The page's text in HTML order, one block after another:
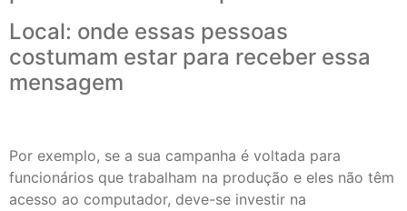
Local: onde essas pessoas
costumam estar para receber essa
mensagem
Por exemplo, se a sua campanha é voltada para
funcionários que trabalham na produção e eles não têm
acesso ao computador, deve-se investir na